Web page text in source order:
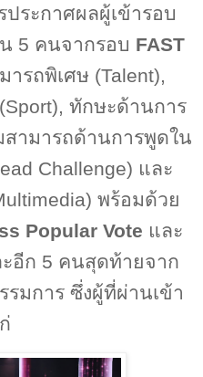
ระกาศผลผู้เข้ารอบ
5 คนจากรอบ FAST
ารถพิเศษ (Talent),
Sport), ทักษะด้านการ
สามารถด้านการพูดใน
Challenge) และ
พร้อมด้วย
Popular Vote และ
อีก 5 คนสุดท้ายจาก
มการ ซึ่งผู้ที่ผ่านเข้า